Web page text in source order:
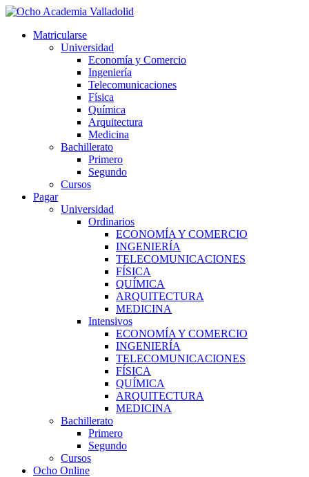
Ir
contenidoMatricularse
Universidad
Economía y Comercio
Ingeniería
Telecomunicaciones
Física
Química
Arquitectura
Medicina
Bachillerato
Primero
Segundo
Cursos
Pagar
Universidad
Ordinarios
ECONOMÍA Y COMERCIO
INGENIERÍA
TELECOMUNICACIONES
FÍSICA
QUÍMICA
ARQUITECTURA
MEDICINA
Intensivos
ECONOMÍA Y COMERCIO
INGENIERÍA
TELECOMUNICACIONES
FÍSICA
QUÍMICA
ARQUITECTURA
MEDICINA
Bachillerato
Primero
Segundo
Cursos
Ocho Online